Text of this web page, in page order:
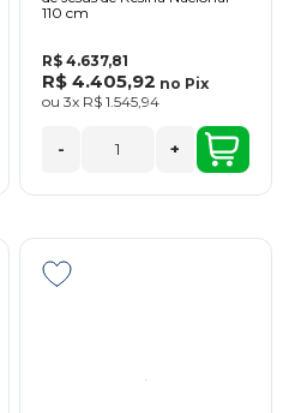
110 cm
R$ 4.637,81
R$ 4.405,92 no Pix
ou 3x R$ 1.545,94
- +